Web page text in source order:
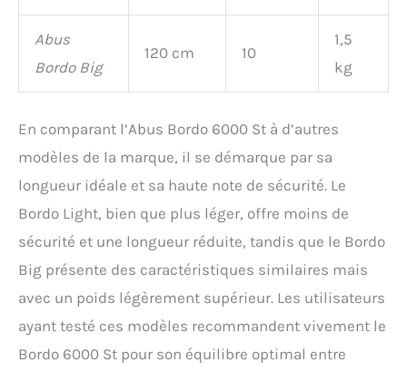
Abus
Bordo Big
120 cm 10
1,5
kg
En comparant l’Abus Bordo 6000 St à d’autres
modèles de la marque, il se démarque par sa
longueur idéale et sa haute note de sécurité. Le
Bordo Light, bien que plus léger, offre moins de
sécurité et une longueur réduite, tandis que le Bordo
Big présente des caractéristiques similaires mais
avec un poids légèrement supérieur. Les utilisateurs
ayant testé ces modèles recommandent vivement le
Bordo 6000 St pour son équilibre optimal entre